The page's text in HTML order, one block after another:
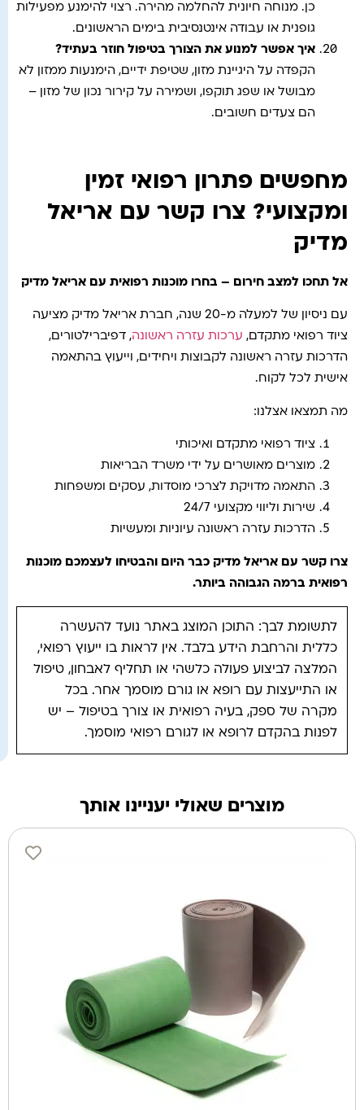
כן. מנוחה חיונית להחלמה מהירה. רצוי להימנע מפעילות
גופנית או עבודה אינטנסיבית בימים הראשונים.
איך אפשר למנוע את הצורך בטיפול חוזר בעתיד?
הקפדה על היגיינת מזון, שטיפת ידיים, הימנעות ממזון לא
מבושל או שפג תוקפו, ושמירה על קירור נכון של מזון –
הם צעדים חשובים.
מחפשים פתרון רפואי זמין
ומקצועי? צרו קשר עם אריאל
מדיק
אל תחכו למצב חירום – בחרו מוכנות רפואית עם אריאל מדיק
עם ניסיון של למעלה מ-20 שנה, חברת אריאל מדיק מציעה
ציוד רפואי מתקדם, ערכות עזרה ראשונה, דפיברילטורים,
הדרכות עזרה ראשונה לקבוצות ויחידים, וייעוץ בהתאמה
אישית לכל לקוח.
מה תמצאו אצלנו:
ציוד רפואי מתקדם ואיכותי
מוצרים מאושרים על ידי משרד הבריאות
התאמה מדויקת לצרכי מוסדות, עסקים ומשפחות
שירות וליווי מקצועי 24/7
הדרכות עזרה ראשונה עיוניות ומעשיות
צרו קשר עם אריאל מדיק כבר היום והבטיחו לעצמכם מוכנות
רפואית ברמה הגבוהה ביותר.
לתשומת לבך: התוכן המוצג באתר נועד להעשרה
כללית והרחבת הידע בלבד. אין לראות בו ייעוץ רפואי,
המלצה לביצוע פעולה כלשהי או תחליף לאבחון, טיפול
או התייעצות עם רופא או גורם מוסמך אחר. בכל
מקרה של ספק, בעיה רפואית או צורך בטיפול – יש
לפנות בהקדם לרופא או לגורם רפואי מוסמך.
מוצרים שאולי יעניינו אותך